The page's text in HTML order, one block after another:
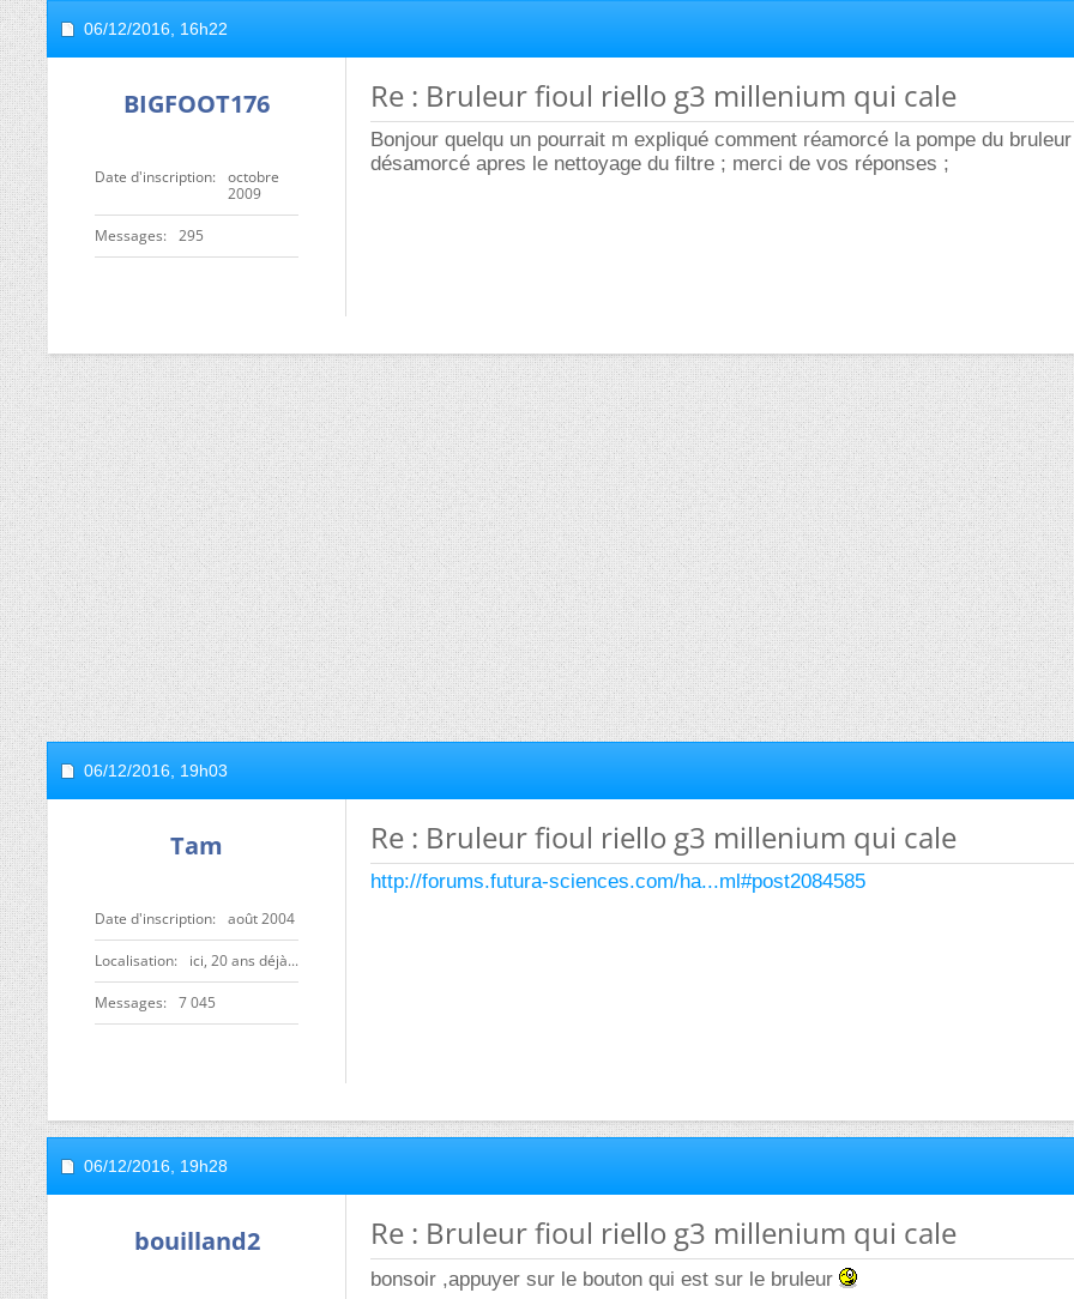
06/12/2016, 16h22
BIGFOOT176
Date d'inscription
octobre
2009
Messages 295
Re : Bruleur fioul riello g3 millenium qui cale
Bonjour quelqu un pourrait m expliqué comment réamorcé la pompe du
désamorcé apres le nettoyage du filtre ; merci de vos réponses ;
06/12/2016, 19h03
Tam
Date d'inscription août 2004
Localisation ici, 20 ans déjà...
Messages 7 045
Re : Bruleur fioul riello g3 millenium qui cale
http://forums.futura-sciences.com/ha...ml#post2084585
06/12/2016, 19h28
bouilland2 Re : Bruleur fioul riello g3 millenium qui cale
bonsoir ,appuyer sur le bouton qui est sur le bruleur